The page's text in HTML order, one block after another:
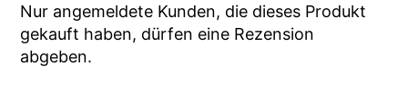
Nur angemeldete Kunden, die dieses Produkt
gekauft haben, dürfen eine Rezension
abgeben.